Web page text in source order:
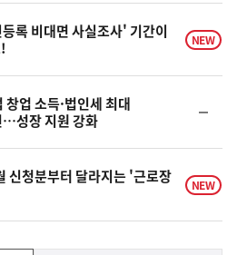
승
록 비대면 사실조사' 기간이
NEW
창업 소득·법인세 최대
성장 지원 강화
일
신청분부터 달라지는 '근로장
NEW